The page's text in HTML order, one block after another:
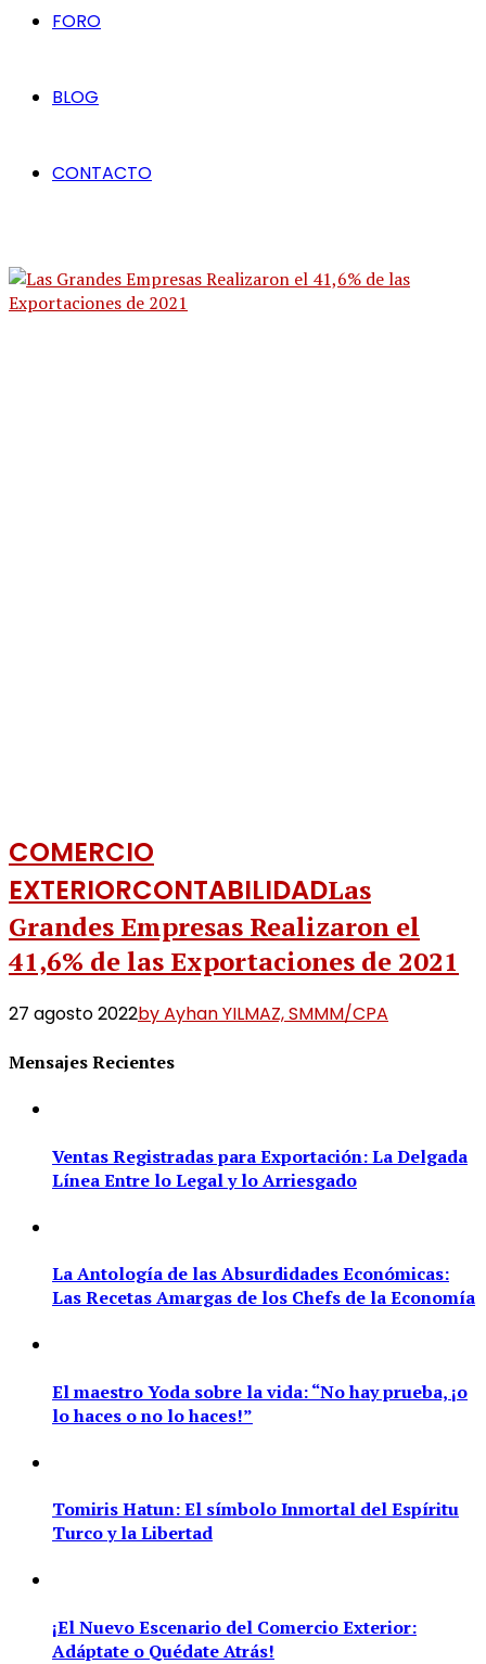
FORO
BLOG
CONTACTO
COMERCIO
EXTERIORCONTABILIDADLas
Grandes Empresas Realizaron el
41,6% de las Exportaciones de 2021
27 agosto 2022by Ayhan YILMAZ, SMMM/CPA
Mensajes Recientes
Ventas Registradas para Exportación: La Delgada
Línea Entre lo Legal y lo Arriesgado
La Antología de las Absurdidades Económicas:
Las Recetas Amargas de los Chefs de la Economía
El maestro Yoda sobre la vida: “No hay prueba, ¡o
lo haces o no lo haces!”
Tomiris Hatun: El símbolo Inmortal del Espíritu
Turco y la Libertad
¡El Nuevo Escenario del Comercio Exterior:
Adáptate o Quédate Atrás!